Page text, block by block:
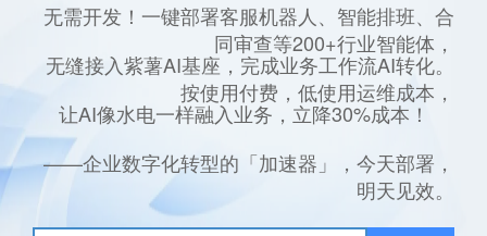
无需开发！一键部署客服机器人、智能排班、合
同审查等200+行业智能体，
无缝接入紫薯AI基座，完成业务工作流AI转化。
按使用付费，低使用运维成本，
让AI像水电一样融入业务，立降30%成本！
——企业数字化转型的「加速器」，今天部署，
明天见效。